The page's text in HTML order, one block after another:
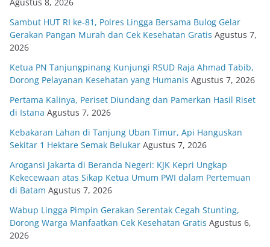
Sambut HUT RI ke-81, Polres Lingga Bersama Bulog Gelar
Gerakan Pangan Murah dan Cek Kesehatan Gratis Agustus 7,
2026
Ketua PN Tanjungpinang Kunjungi RSUD Raja Ahmad Tabib,
Dorong Pelayanan Kesehatan yang Humanis Agustus 7, 2026
Pertama Kalinya, Periset Diundang dan Pamerkan Hasil Riset
di Istana Agustus 7, 2026
Kebakaran Lahan di Tanjung Uban Timur, Api Hanguskan
Sekitar 1 Hektare Semak Belukar Agustus 7, 2026
Arogansi Jakarta di Beranda Negeri: KJK Kepri Ungkap
Kekecewaan atas Sikap Ketua Umum PWI dalam Pertemuan
di Batam Agustus 7, 2026
Wabup Lingga Pimpin Gerakan Serentak Cegah Stunting,
Dorong Warga Manfaatkan Cek Kesehatan Gratis Agustus 6,
2026